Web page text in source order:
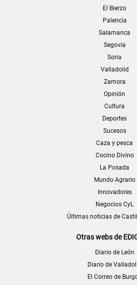
El Bierzo
Palencia
Salamanca
Segovia
Soria
Valladolid
Zamora
Opinión
Cultura
Deportes
Sucesos
Caza y pesca
Cocino Divino
La Posada
Mundo Agrario
Innovadores
Negocios CyL
Últimas noticias de
Otras webs de
Diario de León
Diario de
El Correo de